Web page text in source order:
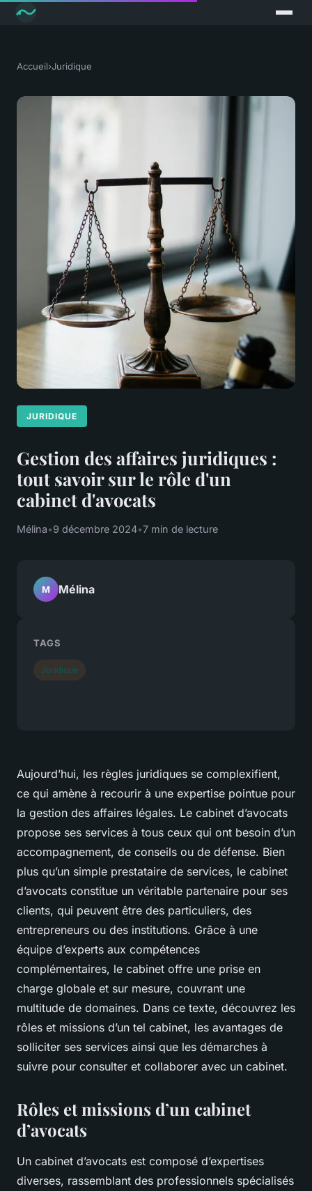
Accueil›Juridique
JURIDIQUE
Gestion des affaires juridiques :
tout savoir sur le rôle d'un
cabinet d'avocats
Mélina•9 décembre 2024•7 min de lecture
Aujourd’hui, les règles juridiques se complexifient,
ce qui amène à recourir à une expertise pointue pour
la gestion des affaires légales. Le cabinet d’avocats
propose ses services à tous ceux qui ont besoin d’un
accompagnement, de conseils ou de défense. Bien
plus qu’un simple prestataire de services, le cabinet
d’avocats constitue un véritable partenaire pour ses
clients, qui peuvent être des particuliers, des
entrepreneurs ou des institutions. Grâce à une
équipe d’experts aux compétences
complémentaires, le cabinet offre une prise en
charge globale et sur mesure, couvrant une
multitude de domaines. Dans ce texte, découvrez les
rôles et missions d’un tel cabinet, les avantages de
solliciter ses services ainsi que les démarches à
suivre pour consulter et collaborer avec un cabinet.
Rôles et missions d’un cabinet
d’avocats
Un cabinet d’avocats est composé d’expertises
diverses, rassemblant des professionnels spécialisés
M Mélina
TAGS
Juridique